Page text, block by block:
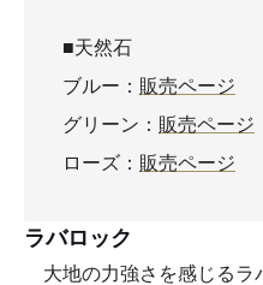
■天然石
ブルー： 販売ページ
グリーン： 販売ページ
ローズ： 販売ページ
ラバロック
大地の力強さを感じるラ